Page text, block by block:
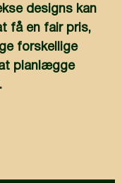
designs kan
få en fair pris,
forskellige
planlægge